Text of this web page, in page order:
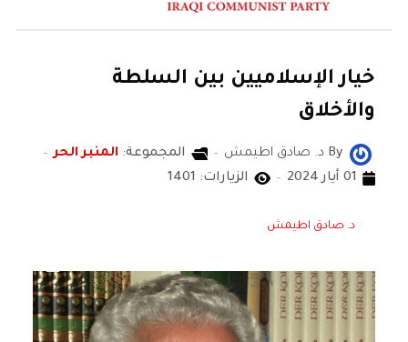
خيار الإسلاميين بين السلطة
والأخلاق
By د. صادق اطيمش المجموعة: المنبر الحر
01 أيار 2024
الزيارات: 1401
د. صادق اطيمش